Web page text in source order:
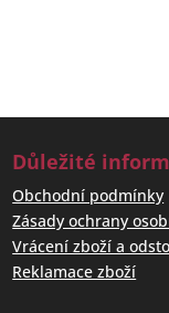
Důležité
Obchodní podmínky
Zásady ochrany
Vrácení zboží a
Reklamace zboží